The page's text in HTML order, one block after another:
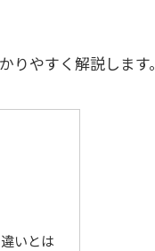
りやすく解説します。
いとは